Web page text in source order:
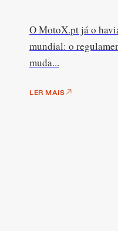
O MotoX.pt já o
mundial: o
muda...
LER MAIS